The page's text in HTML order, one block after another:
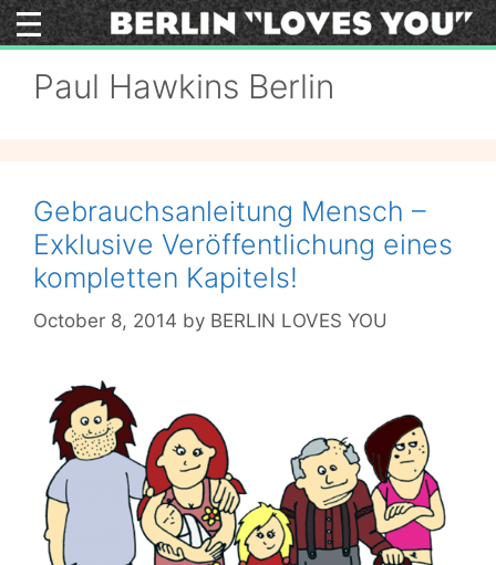
Skip
to
Paul Hawkins Berlin
Gebrauchsanleitung Mensch –
Exklusive Veröffentlichung eines
kompletten Kapitels!
October 8, 2014 by BERLIN LOVES YOU